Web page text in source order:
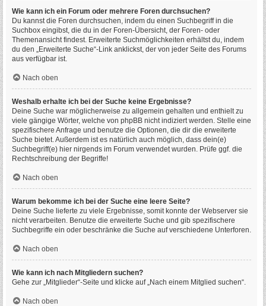
Wie kann ich ein Forum oder mehrere Foren durchsuchen?
Du kannst die Foren durchsuchen, indem du einen Suchbegriff in die
Suchbox eingibst, die du in der Foren-Übersicht, der Foren- oder
Themenansicht findest. Erweiterte Suchmöglichkeiten erhältst du, indem
du den „Erweiterte Suche“-Link anklickst, der von jeder Seite des Forums
aus verfügbar ist.
Nach oben
Weshalb erhalte ich bei der Suche keine Ergebnisse?
Deine Suche war möglicherweise zu allgemein gehalten und enthielt zu
viele gängige Wörter, welche von phpBB nicht indiziert werden. Stelle eine
spezifischere Anfrage und benutze die Optionen, die dir die erweiterte
Suche bietet. Außerdem ist es natürlich auch möglich, dass dein(e)
Suchbegriff(e) hier nirgends im Forum verwendet wurden. Prüfe ggf. die
Rechtschreibung der Begriffe!
Nach oben
Warum bekomme ich bei der Suche eine leere Seite?
Deine Suche lieferte zu viele Ergebnisse, somit konnte der Webserver sie
nicht verarbeiten. Benutze die erweiterte Suche und gib spezifischere
Suchbegriffe ein oder beschränke die Suche auf verschiedene Unterforen.
Nach oben
Wie kann ich nach Mitgliedern suchen?
Gehe zur „Mitglieder“-Seite und klicke auf „Nach einem Mitglied suchen“.
Nach oben